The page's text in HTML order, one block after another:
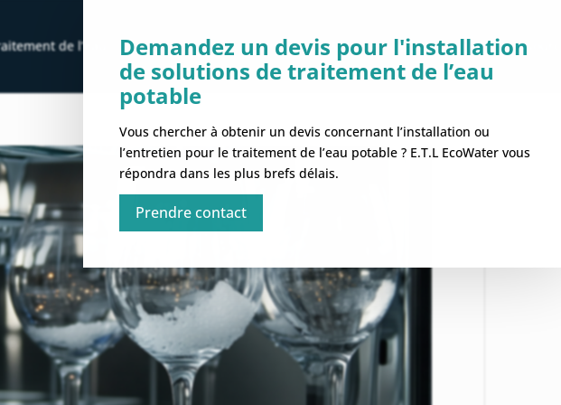
de l’eau Nos solutions Maintenance & dépannage À propos
Demandez un devis pour l'installation
de solutions de traitement de l’eau
potable
Vous chercher à obtenir un devis concernant l’installation ou
l’entretien pour le traitement de l’eau potable ? E.T.L EcoWater vous
répondra dans les plus brefs délais.
Prendre contact